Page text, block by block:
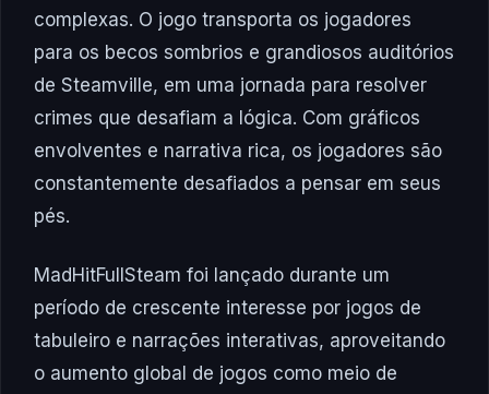
complexas. O jogo transporta os jogadores
para os becos sombrios e grandiosos auditórios
de Steamville, em uma jornada para resolver
crimes que desafiam a lógica. Com gráficos
envolventes e narrativa rica, os jogadores são
constantemente desafiados a pensar em seus
pés.
MadHitFullSteam foi lançado durante um
período de crescente interesse por jogos de
tabuleiro e narrações interativas, aproveitando
o aumento global de jogos como meio de